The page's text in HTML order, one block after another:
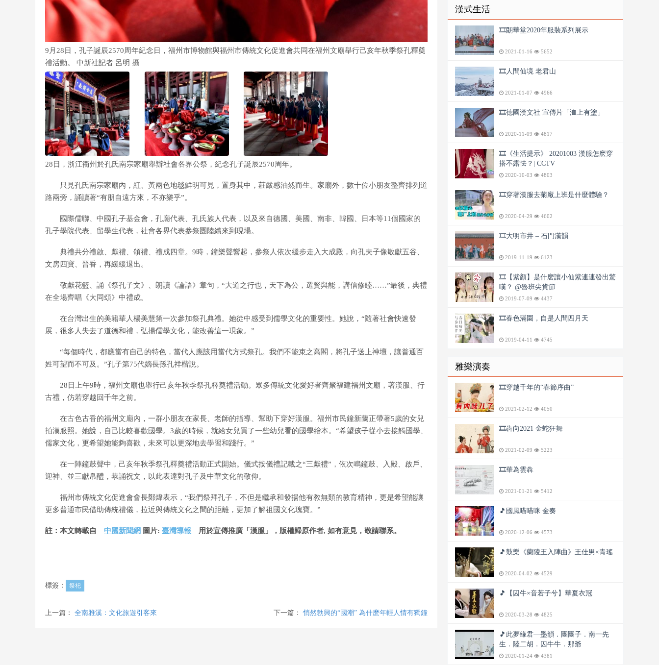
9月28日，孔子誕辰2570周年紀念日，福州市博物館與福州市傳統文化促進會共同在福州文廟舉行己亥年秋季祭孔釋奠
禮活動。 中新社記者 呂明 攝
28日，浙江衢州於孔氏南宗家廟舉辦社會各界公祭，紀念孔子誕辰2570周年。
只見孔氏南宗家廟內，紅、黃兩色地毯鮮明可見，置身其中，莊嚴感油然而生。家廟外，數十位小朋友整齊排列道
路兩旁，誦讀著“有朋自遠方來，不亦樂乎”。
國際儒聯、中國孔子基金會，孔廟代表、孔氏族人代表，以及來自德國、美國、南非、韓國、日本等11個國家的
孔子學院代表、留學生代表，社會各界代表參祭團陸續來到現場。
典禮共分禮啟、獻禮、頌禮、禮成四章。9時，鐘樂聲響起，參祭人依次緩步走入大成殿，向孔夫子像敬獻五谷、
文房四寶、晉香，再緩緩退出。
敬獻花籃、誦《祭孔子文》、朗讀《論語》章句，“大道之行也，天下為公，選賢與能，講信修睦……”最後，典禮
在全場齊唱《大同頌》中禮成。
在台灣出生的美籍華人楊美慧第一次參加祭孔典禮。她從中感受到儒學文化的重要性。她說，“隨著社會快速發
展，很多人失去了道德和禮，弘揚儒學文化，能改善這一現象。”
“每個時代，都應當有自己的特色，當代人應該用當代方式祭孔。我們不能束之高閣，將孔子送上神壇，讓普通百
姓可望而不可及。”孔子第75代嫡長孫孔祥楷說。
28日上午9時，福州文廟也舉行己亥年秋季祭孔釋奠禮活動。眾多傳統文化愛好者齊聚福建福州文廟，著漢服、行
古禮，仿若穿越回千年之前。
在古色古香的福州文廟內，一群小朋友在家長、老師的指導、幫助下穿好漢服。福州市民鐘新蘭正帶著5歲的女兒
拍漢服照。她說，自己比較喜歡國學。3歲的時候，就給女兒買了一些幼兒看的國學繪本。“希望孩子從小去接觸國學、
儒家文化，更希望她能夠喜歡，未來可以更深地去學習和踐行。”
在一陣鐘鼓聲中，己亥年秋季祭孔釋奠禮活動正式開始。儀式按儀禮記載之“三獻禮”，依次鳴鐘鼓、入殿、啟戶、
迎神、並三獻帛醴，恭誦祝文，以此表達對孔子及中華文化的敬仰。
福州市傳統文化促進會會長鄭煒表示，“我們祭拜孔子，不但是繼承和發揚他有教無類的教育精神，更是希望能讓
更多普通市民借助傳統禮儀，拉近與傳統文化之間的距離，更加了解祖國文化瑰寶。”
註：本文轉載自 中國新聞網 圖片: 臺灣導報 用於宣傳推廣「漢服」，版權歸原作者, 如有意見，敬請聯系。
標簽： 祭祀
上一篇： 全南雅溪：文化旅遊引客來 下一篇：悄然勃興的“國潮” 為什麽年輕人情有獨鐘
漢式生活
🎞️朙華堂2020年服裝系列展示
2021-01-16 5652
🎞️人間仙境 老君山
2021-01-07 4966
🎞️德國漢文社 宣傳片「洫上有塗」
2020-11-09 4817
🎞️《生活提示》 20201003 漢服怎麽穿
搭不露怯？| CCTV
2020-10-03 4803
🎞️穿著漢服去菊廠上班是什麼體驗？
2020-04-29 4602
🎞️大明市井 – 石門漢韻
2019-11-19 6123
🎞️【紫顏】是什麽讓小仙紫連連發出驚
嘆？ @魯班尖貨節
2019-07-09 4437
🎞️春色滿園，自是人間四月天
2019-04-11 4745
雅樂演奏
🎞️穿越千年的“春節序曲”
2021-02-12 4050
🎞️犇向2021 金蛇狂舞
2021-02-09 5223
🎞️華為雲犇
2021-01-21 5412
🎵國風喵喵咪 金奏
2020-12-06 4573
🎵鼓樂《蘭陵王入陣曲》王佳男×青瑤
2020-04-02 4529
🎵【囚牛×音若子兮】華夏衣冠
2020-03-28 4825
🎵此夢緣君—墨韻．團團子．南一先
生．陸二胡．囚牛牛．那爺
2020-01-24 4381